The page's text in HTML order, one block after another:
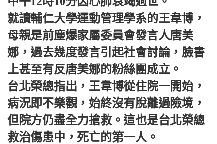
就讀輔仁大學運動管理學系的王韋博，
母親是前塵爆家屬委員會發言人唐美
娜，過去幾度發言引起社會討論，臉書
上甚至有反唐美娜的粉絲團成立。
台北榮總指出，王韋博從住院一開始，
病況即不樂觀，始終沒有脫離過險境，
但院方仍盡全力搶救。這也是台北榮總
救治傷患中，死亡的第一人。